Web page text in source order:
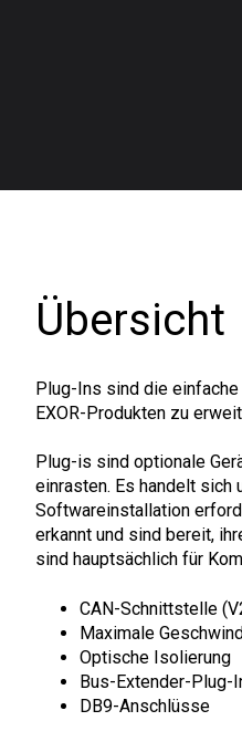
Übersicht
Plug-Ins sind die
EXOR-Produkten zu
Plug-is sind optionale
einrasten. Es handelt sich
Softwareinstallation
erkannt und sind bereit,
sind hauptsächlich für
CAN-Schnittstelle
Maximale
Optische Isolierung
Bus-Extender-Plug-
DB9-Anschlüsse